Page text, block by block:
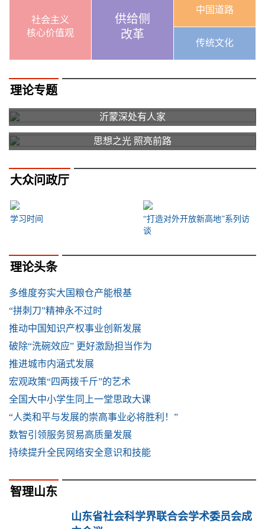
社会主义
核心价值观
供给侧
改革
中国道路
传统文化
理论专题
沂蒙深处有人家
思想之光 照亮前路
大众问政厅
学习时间
“打造对外开放新高地”系列访
谈
理论头条
多维度夯实大国粮仓产能根基
“拼刺刀”精神永不过时
推动中国知识产权事业创新发展
破除“洗碗效应” 更好激励担当作为
推进城市内涵式发展
宏观政策“四两拨千斤”的艺术
全国大中小学生同上一堂思政大课
“人类和平与发展的崇高事业必将胜利！”
数智引领服务贸易高质量发展
持续提升全民网络安全意识和技能
智理山东
山东省社会科学界联合会学术委员会成